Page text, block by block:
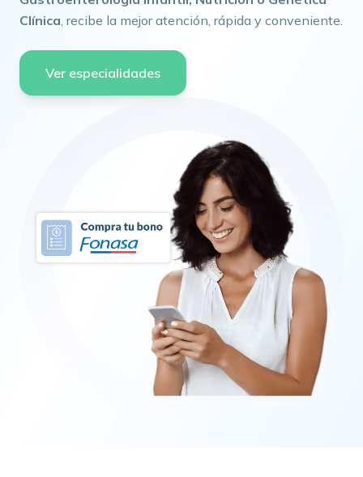
Clínica, recibe la mejor atención, rápida y conveniente.
Ver especialidades